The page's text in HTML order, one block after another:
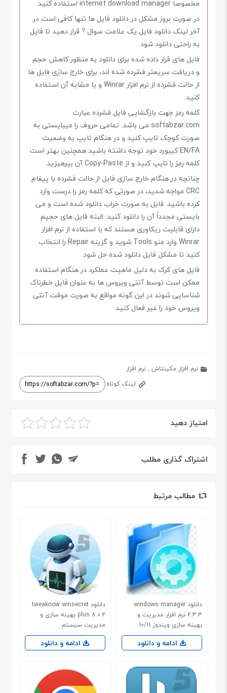
مخصوصاً internet download manager استفاده کنید.
در صورت بروز مشکل در دانلود فایل ها تنها کافی است در
آخر لینک دانلود فایل یک علامت سوال ? قرار دهید تا فایل
به راحتی دانلود شود.
فایل های قرار داده شده برای دانلود به منظور کاهش حجم
و دریافت سریعتر فشرده شده اند، برای خارج سازی فایل ها
از حالت فشرده از نرم افزار Winrar و یا مشابه آن استفاده
کنید.
کلمه رمز جهت بازگشایی فایل فشرده عبارت
softabzar.com می باشد. تمامی حروف را میبایستی به
صورت کوچک تایپ کنید و در هنگام تایپ به وضعیت
EN/FA کیبورد خود توجه داشته باشید همچنین بهتر است
کلمه رمز را تایپ کنید و از Copy-Paste آن بپرهیزید.
چنانچه در هنگام خارج سازی فایل از حالت فشرده با پیغام
CRC مواجه شدید، در صورتی که کلمه رمز را درست وارد
کرده باشید. فایل به صورت خراب دانلود شده است و می
بایستی مجدداً آن را دانلود کنید. البته فایل های حجیم
دارای قابلیت ریکاوری هستند که با استفاده از نرم افزار
Winrar وارد منو Tools شوید و گزینه Repair را انتخاب
کنید تا مشکل فایل دانلود شده حل شود.
فایل های کرک به دلیل ماهیت عملکرد در هنگام استفاده
ممکن است توسط آنتی ویروس ها به عنوان فایل خطرناک
شناسایی شوند در این گونه مواقع به صورت موقت آنتی
ویروس خود را غیر فعال کنید.
نرم افزار مکینتاش ,نرم افزار
لینک کوتاه
امتیاز دهید
اشتراک گذاری مطلب
مطالب مرتبط
دانلود windows manager
2.3.3 نرم افزار مدیریت و
بهینه سازی ویندوز 10/11
ادامه و دانلود
دانلود tweaknow winsecret
plus 8.0.2 بهینه سازی و
مدیریت سیستم
ادامه و دانلود